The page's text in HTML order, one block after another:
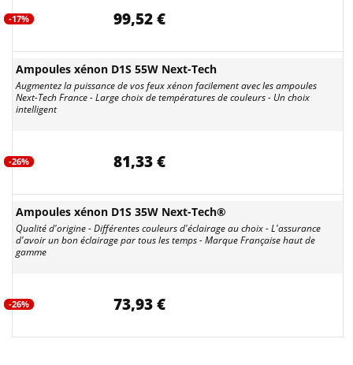
-17% 99,52 €
Ampoules xénon D1S 55W Next-Tech
Augmentez la puissance de vos feux xénon facilement avec les ampoules
Next-Tech France - Large choix de températures de couleurs - Un choix
intelligent
-26% 81,33 €
Ampoules xénon D1S 35W Next-Tech®
Qualité d'origine - Différentes couleurs d'éclairage au choix - L'assurance
d'avoir un bon éclairage par tous les temps - Marque Française haut de
gamme
-26% 73,93 €